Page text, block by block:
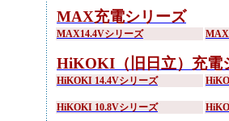
MAX充電シリーズ
MAX14.4Vシリーズ
HiKOKI（旧日立）充電
HiKOKI 14.4Vシリーズ
HiKOKI 10.8Vシリーズ